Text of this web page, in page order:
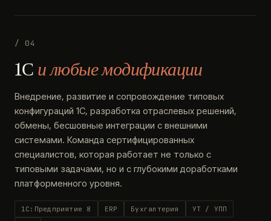
/ 04
1С и любые модификации
Внедрение, развитие и сопровождение типовых
конфигураций 1С, разработка отраслевых решений,
обмены, бесшовные интеграции с внешними
системами. Команда сертифицированных
специалистов, которая работает не только с
типовыми задачами, но и с глубокими доработками
платформенного уровня.
1С:Предприятие 8 ERP Бухгалтерия
УТ / УПП